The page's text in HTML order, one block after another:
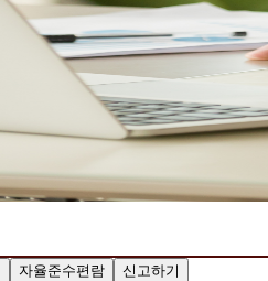
자율준수편람
신고하기